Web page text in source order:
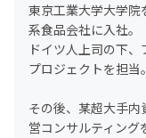
東京工業大学大学
系食品会社に入社。
ドイツ人上司の下
プロジェクトを担当。
その後、某超大手
営コンサルティング